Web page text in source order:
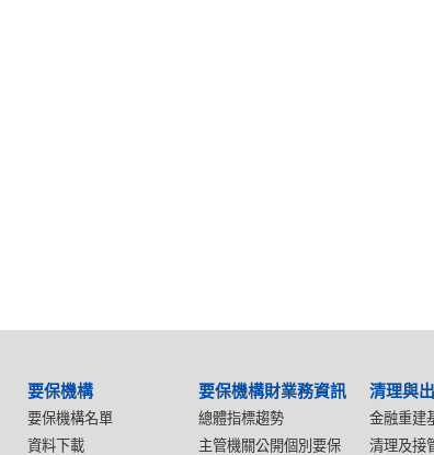
要保機構
要保機構名單
資料下載
要保機構財業務資訊
總體指標趨勢
主管機關公開個別要保
清理與
金融重建
清理及接